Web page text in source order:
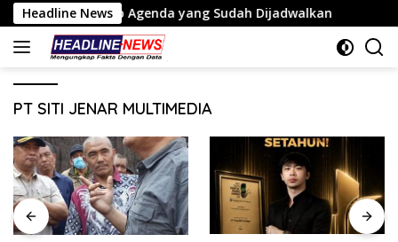
Langsung
ke
konten
Headline News
Agenda yang Sudah Dijadwalkan Tiga Titik
PT SITI JENAR MULTIMEDIA